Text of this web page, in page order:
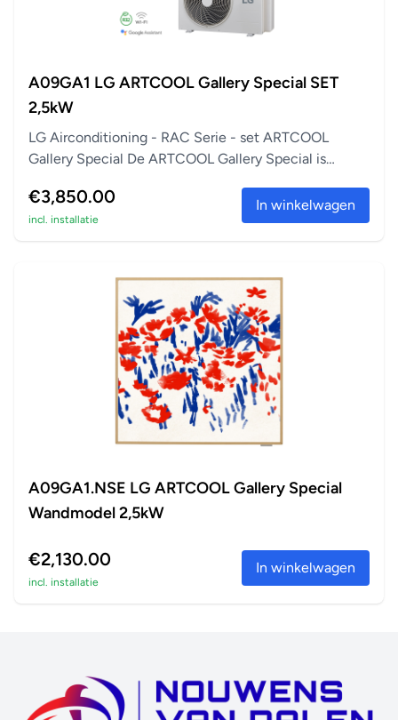
A09GA1 LG ARTCOOL Gallery Special SET
2,5kW
LG Airconditioning - RAC Serie - set ARTCOOL
Gallery Special De ARTCOOL Gallery Special is
€3,850.00
incl. installatie
In winkelwagen
A09GA1.NSE LG ARTCOOL Gallery Special
Wandmodel 2,5kW
€2,130.00
incl. installatie
In winkelwagen